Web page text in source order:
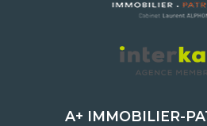
A+ IMMOBILIER-